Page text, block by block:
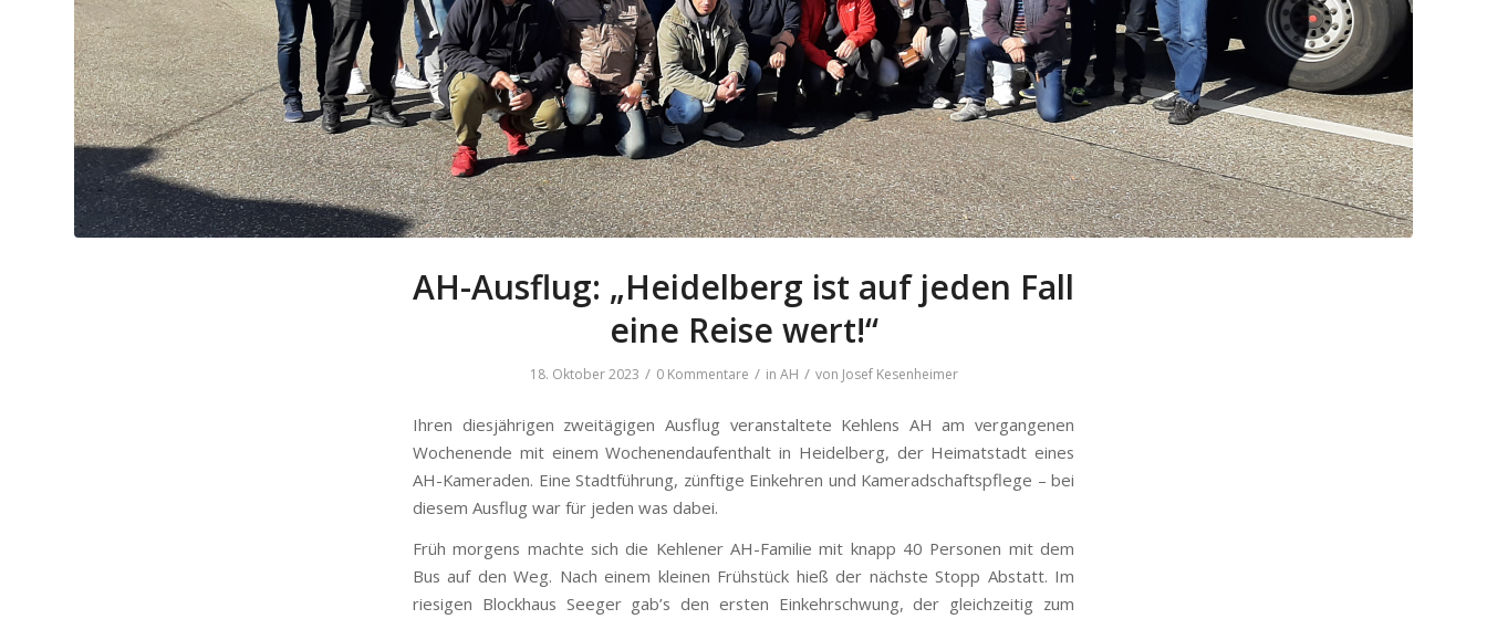
AH-Ausflug: „Heidelberg ist auf jeden Fall
eine Reise wert!“
18. Oktober 2023 / 0 Kommentare / in AH / von Josef Kesenheimer
Ihren diesjährigen zweitägigen Ausflug veranstaltete Kehlens AH am vergangenen
Wochenende mit einem Wochenendaufenthalt in Heidelberg, der Heimatstadt eines
AH-Kameraden. Eine Stadtführung, zünftige Einkehren und Kameradschaftspflege – bei
diesem Ausflug war für jeden was dabei.
Früh morgens machte sich die Kehlener AH-Familie mit knapp 40 Personen mit dem
Bus auf den Weg. Nach einem kleinen Frühstück hieß der nächste Stopp Abstatt. Im
riesigen Blockhaus Seeger gab’s den ersten Einkehrschwung, der gleichzeitig zum